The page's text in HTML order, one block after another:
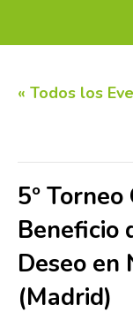
« Todos los
5º
Beneficio
Deseo
(Madrid)